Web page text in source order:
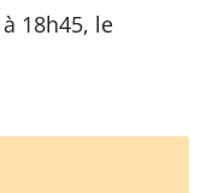
18h45, le